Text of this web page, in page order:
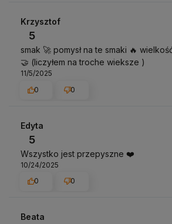
Krzysztof
5
smak 🚀 pomysł na te smaki 🔥
🤝 (liczyłem na troche wieksze )
11/5/2025
0
0
Edyta
5
Wszystko jest przepyszne ❤️
10/24/2025
0
0
Beata